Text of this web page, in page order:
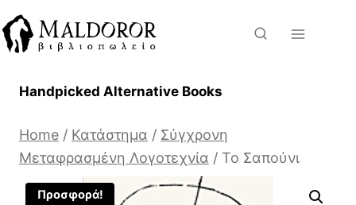
to
content
Handpicked Alternative Books
Home / Κατάστημα / Σύγχρονη
Μεταφρασμένη Λογοτεχνία / Το Σαπούνι
Προσφορά!